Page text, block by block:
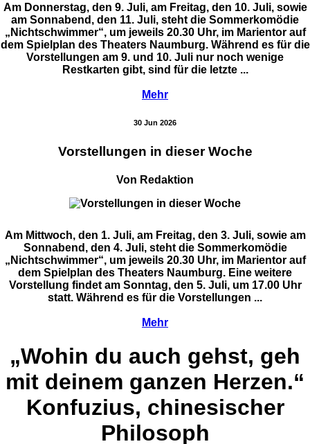
Am Donnerstag, den 9. Juli, am Freitag, den 10. Juli, sowie
am Sonnabend, den 11. Juli, steht die Sommerkomödie
„Nichtschwimmer“, um jeweils 20.30 Uhr, im Marientor auf
dem Spielplan des Theaters Naumburg. Während es für die
Vorstellungen am 9. und 10. Juli nur noch wenige
Restkarten gibt, sind für die letzte ...
Mehr
30 Jun 2026
Vorstellungen in dieser Woche
Von Redaktion
Am Mittwoch, den 1. Juli, am Freitag, den 3. Juli, sowie am
Sonnabend, den 4. Juli, steht die Sommerkomödie
„Nichtschwimmer“, um jeweils 20.30 Uhr, im Marientor auf
dem Spielplan des Theaters Naumburg. Eine weitere
Vorstellung findet am Sonntag, den 5. Juli, um 17.00 Uhr
statt. Während es für die Vorstellungen ...
Mehr
„Wohin du auch gehst, geh
mit deinem ganzen Herzen.“
Konfuzius, chinesischer
Philosoph